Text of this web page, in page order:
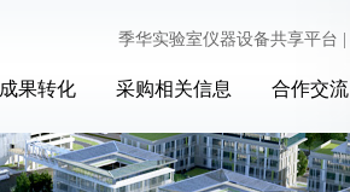
季华实验室仪器设备共享平台
成果转化 采购相关信息 合作交流